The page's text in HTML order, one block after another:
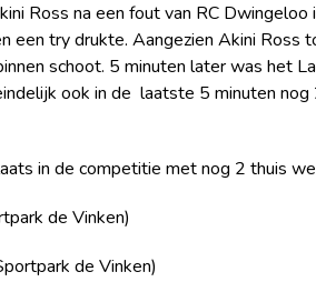
Ross na een fout van RC
try drukte. Aangezien Akini Ross
schoot. 5 minuten later was het
ook in de laatste 5 minuten
in de competitie met nog 2 thuis
de Vinken)
de Vinken)